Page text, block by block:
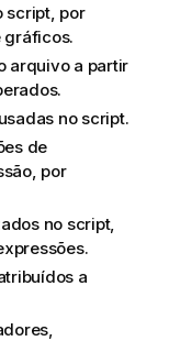
script, por
gráficos.
arquivo a partir
no script.
de
por
no script,
a